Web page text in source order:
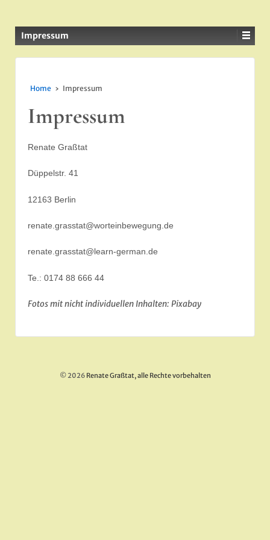
Impressum
Home › Impressum
Impressum
Renate Graßtat
Düppelstr. 41
12163 Berlin
renate.grasstat@worteinbewegung.de
renate.grasstat@learn-german.de
Te.: 0174 88 666 44
Fotos mit nicht individuellen Inhalten: Pixabay
© 2026Renate Graßtat, alle Rechte vorbehalten